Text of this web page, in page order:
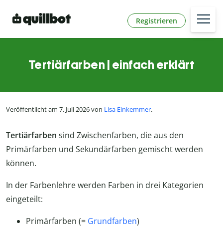
Registrieren
Tertiärfarben | einfach erklärt
Veröffentlicht am 7. Juli 2026 von Lisa Einkemmer.
Tertiärfarben sind Zwischenfarben, die aus den
Primärfarben und Sekundärfarben gemischt werden
können.
In der Farbenlehre werden Farben in drei Kategorien
eingeteilt:
Primärfarben (= Grundfarben)